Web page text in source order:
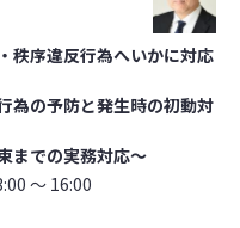
秩序違反行為へいかに対応
為の予防と発生時の初動対
までの実務対応～
～ 16:00